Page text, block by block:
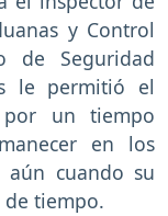
y Control
de Seguridad
le permitió el
un tiempo
en los
aún cuando su
de tiempo.